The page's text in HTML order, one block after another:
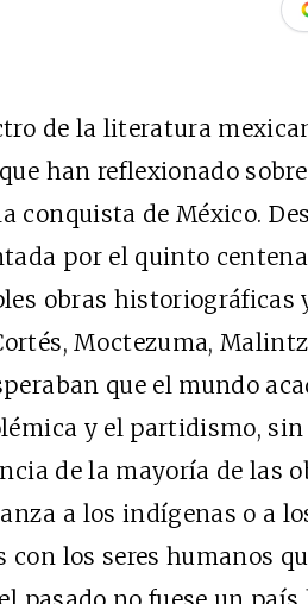
de la literatura
han reflexionado
conquista de México.
por el quinto
obras historiográficas
Moctezuma,
que el mundo
y el partidismo,
de la mayoría de las
a los indígenas o a
con los seres humanos
ESPAÑA
2026